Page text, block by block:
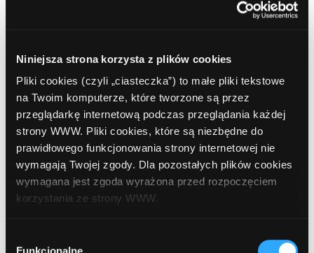
Niniejsza strona korzysta z plików cookies
Pliki cookies (czyli „ciasteczka”) to małe pliki tekstowe
na Twoim komputerze, które tworzone są przez
przeglądarkę internetową podczas przeglądania każdej
strony WWW. Pliki cookies, które są niezbędne do
prawidłowego funkcjonowania strony internetowej nie
wymagają Twojej zgody. Dla pozostałych plików cookies
wymagana jest zgoda wyrażona przed rozpoczęciem
korzystania ze strony WWW.
formy korzystania z plików cookies. Więcej:
Polityka
Funkcjonalne
10
Bank Zachodni WBK , Głogów, Piłsudskiego
15 (Supermarket "Tesco")
11
Bank Polskiej Spółdzielczości , Głogów,
Grodzka 37
12
BGŻ BNP Paribas , Głogów, Budowlanych 6a